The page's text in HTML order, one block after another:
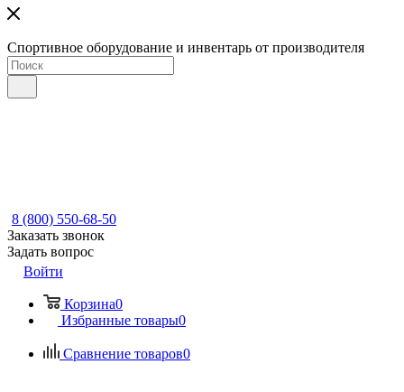
Спортивное оборудование и инвентарь от производителя
8 (800) 550-68-50
Заказать звонок
Задать вопрос
Войти
Корзина0
Избранные товары0
Сравнение товаров0